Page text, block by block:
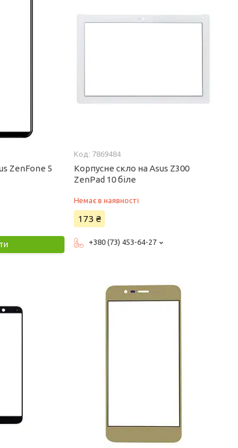
ZenFone 5
7869484
Корпусне скло на Asus Z300
ZenPad 10 біле
Немає в наявності
173 ₴
+380 (73) 453-64-27